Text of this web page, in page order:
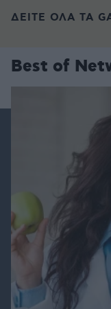
ΔΕΙΤΕ ΟΛΑ ΤΑ
Best of